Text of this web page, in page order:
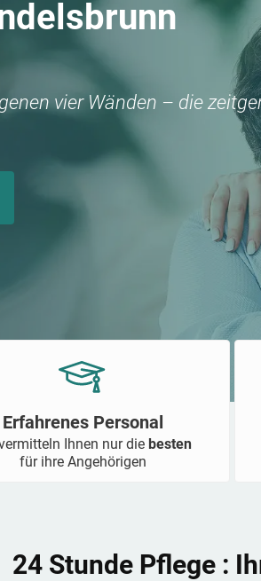
vier Wänden – die
Erfahrenes Personal
Ihnen nur diebesten
für ihre Angehörigen
24 Stunde Pflege :